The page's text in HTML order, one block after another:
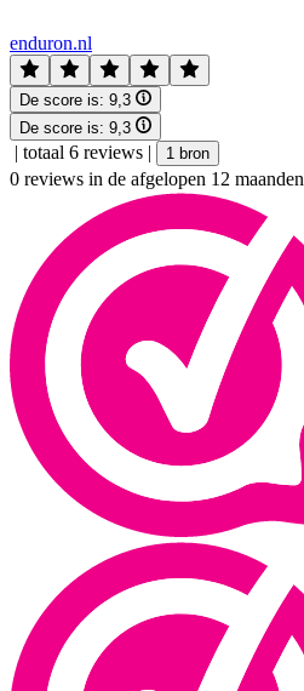
enduron.nl
De score is: 9,3
De score is: 9,3
| totaal 6 reviews | 1 bron
0 reviews in de afgelopen 12 maanden